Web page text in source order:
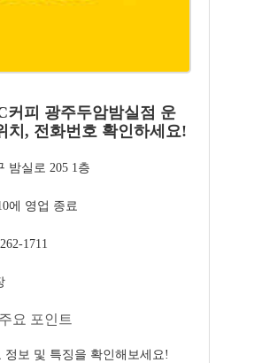
커피 광주두암밤실점 운
치, 전화번호 확인하세요!
밤실로 205 1층
에 영업 종료
1711
요 포인트
정보 및 특징을 확인해보세요!